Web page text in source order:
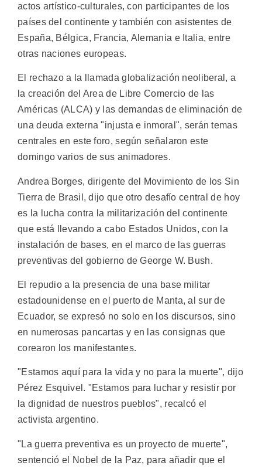
actos artístico-culturales, con participantes de los
países del continente y también con asistentes de
España, Bélgica, Francia, Alemania e Italia, entre
otras naciones europeas.
El rechazo a la llamada globalización neoliberal, a
la creación del Area de Libre Comercio de las
Américas (ALCA) y las demandas de eliminación de
una deuda externa "injusta e inmoral", serán temas
centrales en este foro, según señalaron este
domingo varios de sus animadores.
Andrea Borges, dirigente del Movimiento de los Sin
Tierra de Brasil, dijo que otro desafío central de hoy
es la lucha contra la militarización del continente
que está llevando a cabo Estados Unidos, con la
instalación de bases, en el marco de las guerras
preventivas del gobierno de George W. Bush.
El repudio a la presencia de una base militar
estadounidense en el puerto de Manta, al sur de
Ecuador, se expresó no solo en los discursos, sino
en numerosas pancartas y en las consignas que
corearon los manifestantes.
"Estamos aquí para la vida y no para la muerte", dijo
Pérez Esquivel. "Estamos para luchar y resistir por
la dignidad de nuestros pueblos", recalcó el
activista argentino.
"La guerra preventiva es un proyecto de muerte",
sentenció el Nobel de la Paz, para añadir que el